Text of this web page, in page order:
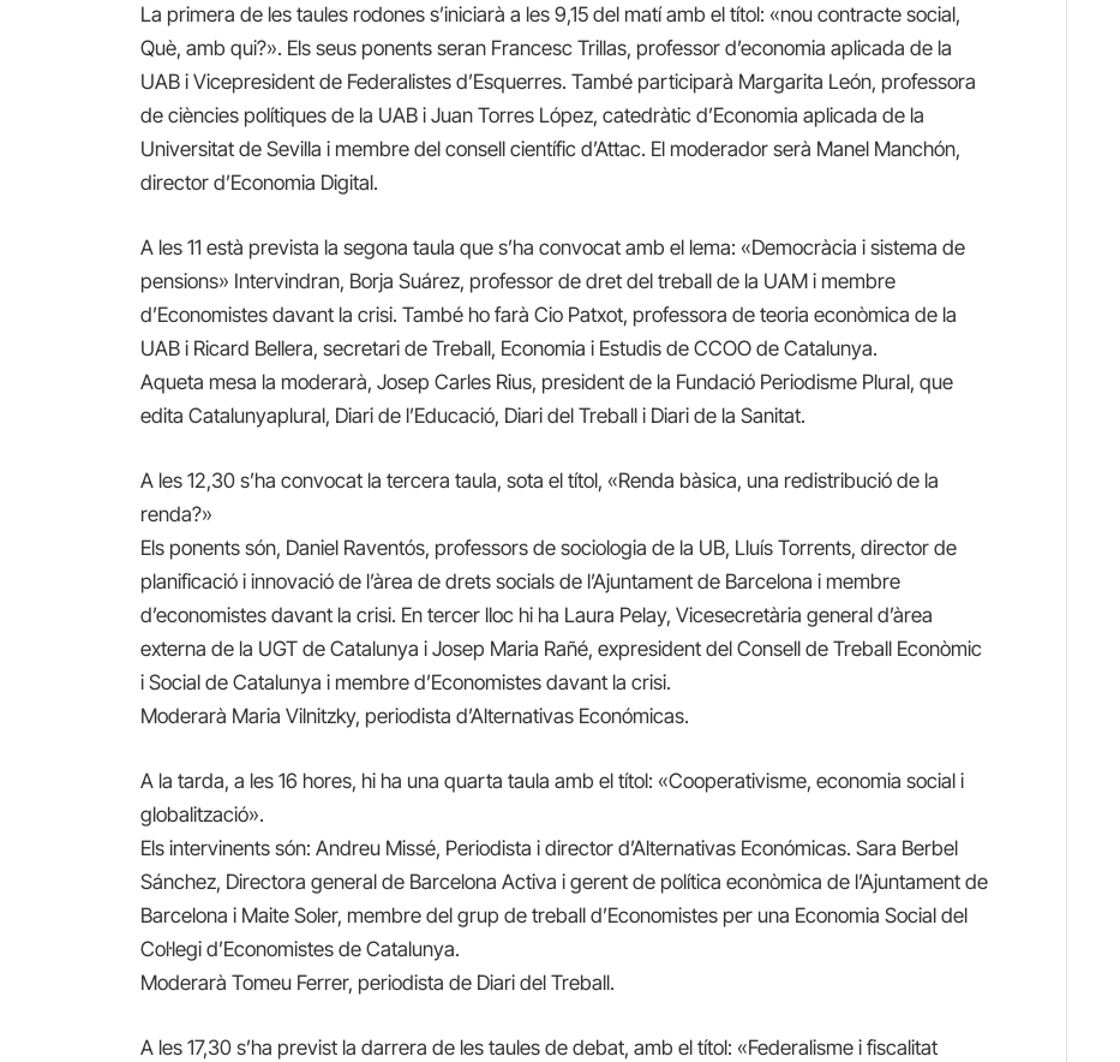
La primera de les taules rodones s’iniciarà a les 9,15 del matí amb el títol: «nou contracte social,
Què, amb qui?». Els seus ponents seran Francesc Trillas, professor d’economia aplicada de la
UAB i Vicepresident de Federalistes d’Esquerres. També participarà Margarita León, professora
de ciències polítiques de la UAB i Juan Torres López, catedràtic d’Economia aplicada de la
Universitat de Sevilla i membre del consell científic d’Attac. El moderador serà Manel Manchón,
director d’Economia Digital.
A les 11 està prevista la segona taula que s’ha convocat amb el lema: «Democràcia i sistema de
pensions» Intervindran, Borja Suárez, professor de dret del treball de la UAM i membre
d’Economistes davant la crisi. També ho farà Cio Patxot, professora de teoria econòmica de la
UAB i Ricard Bellera, secretari de Treball, Economia i Estudis de CCOO de Catalunya.
Aqueta mesa la moderarà, Josep Carles Rius, president de la Fundació Periodisme Plural, que
edita Catalunyaplural, Diari de l’Educació, Diari del Treball i Diari de la Sanitat.
A les 12,30 s’ha convocat la tercera taula, sota el títol, «Renda bàsica, una redistribució de la
renda?»
Els ponents són, Daniel Raventós, professors de sociologia de la UB, Lluís Torrents, director de
planificació i innovació de l’àrea de drets socials de l’Ajuntament de Barcelona i membre
d’economistes davant la crisi. En tercer lloc hi ha Laura Pelay, Vicesecretària general d’àrea
externa de la UGT de Catalunya i Josep Maria Rañé, expresident del Consell de Treball Econòmic
i Social de Catalunya i membre d’Economistes davant la crisi.
Moderarà Maria Vilnitzky, periodista d’Alternativas Económicas.
A la tarda, a les 16 hores, hi ha una quarta taula amb el títol: «Cooperativisme, economia social i
globalització».
Els intervinents són: Andreu Missé, Periodista i director d’Alternativas Económicas. Sara Berbel
Sánchez, Directora general de Barcelona Activa i gerent de política econòmica de l’Ajuntament de
Barcelona i Maite Soler, membre del grup de treball d’Economistes per una Economia Social del
Col·legi d’Economistes de Catalunya.
Moderarà Tomeu Ferrer, periodista de Diari del Treball.
A les 17,30 s’ha previst la darrera de les taules de debat, amb el títol: «Federalisme i fiscalitat